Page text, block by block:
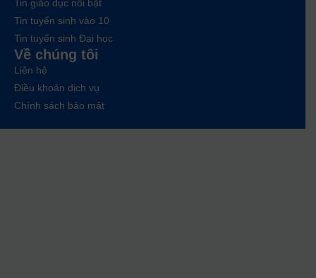
Tin giáo dục nổi bật
Tin tuyển sinh vào 10
Tin tuyển sinh Đại học
Về chúng tôi
Liên hệ
Điều khoản dịch vụ
Chính sách bảo mật